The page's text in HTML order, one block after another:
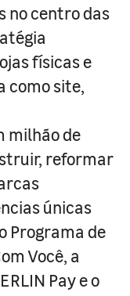
no centro das
físicas e
como site,
milhão de
reformar
únicas
Programa de
Você, a
Pay e o